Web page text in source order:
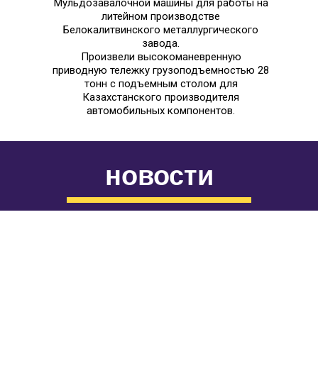
Мульдозавалочной машины для работы на
литейном производстве
Белокалитвинского металлургического
завода.
Произвели высокоманевренную
приводную тележку грузоподъемностью 28
тонн с подъемным столом для
Казахстанского производителя
автомобильных компонентов.
новости